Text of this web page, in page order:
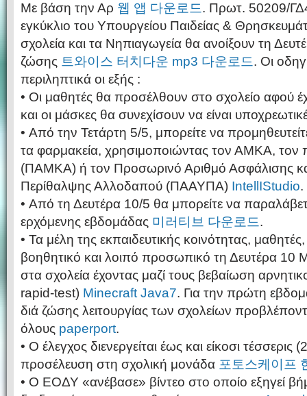
Με βάση την Αρ 웹 앱 다운로드. Πρωτ. 50209/
εγκύκλιο του Υπουργείου Παιδείας &
σχολεία και τα Νηπιαγωγεία θα ανοίξουν τη
ζώσης 트와이스 터치다운 mp3 다운로드. Οι
περιληπτικά οι εξής :
• Οι μαθητές θα προσέλθουν στο σχολείο αφού
και οι μάσκες θα συνεχίσουν να είναι
• Από την Τετάρτη 5/5, μπορείτε να
τα φαρμακεία, χρησιμοποιώντας τον ΑΜΚΑ,
(ΠΑΜΚΑ) ή τον Προσωρινό Αριθμό Ασφάλισης
Περίθαλψης Αλλοδαπού (ΠΑΑΥΠΑ) IntellIStudio.
• Από τη Δευτέρα 10/5 θα μπορείτε να
ερχόμενης εβδομάδας 미러티브 다운로드.
• Τα μέλη της εκπαιδευτικής κοινότητας, μαθητές,
βοηθητικό και λοιπό προσωπικό τη Δευτέρα 10
στα σχολεία έχοντας μαζί τους βεβαίωση
rapid-test) Minecraft Java7. Για την πρώτη
διά ζώσης λειτουργίας των σχολείων
όλους paperport.
• Ο έλεγχος διενεργείται έως και είκοσι
προσέλευση στη σχολική μονάδα 포토스케이프
• O ΕΟΔΥ «ανέβασε» βίντεο στο οποίο εξηγεί